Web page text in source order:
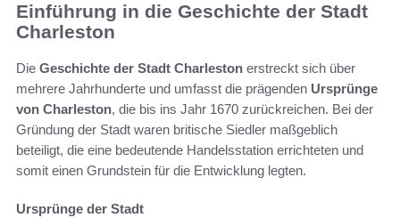
Einführung in die Geschichte der Stadt
Charleston
Die Geschichte der Stadt Charleston erstreckt sich über
mehrere Jahrhunderte und umfasst die prägenden Ursprünge
von Charleston, die bis ins Jahr 1670 zurückreichen. Bei der
Gründung der Stadt waren britische Siedler maßgeblich
beteiligt, die eine bedeutende Handelsstation errichteten und
somit einen Grundstein für die Entwicklung legten.
Ursprünge der Stadt